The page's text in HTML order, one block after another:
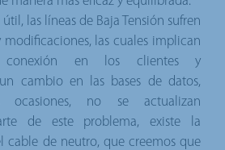
las líneas de Baja Tensión sufren
modificaciones, las cuales implican
en los clientes y
cambio en las bases de datos,
no se actualizan
de este problema, existe la
cable de neutro, que creemos que